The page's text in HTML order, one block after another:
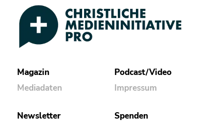
Magazin
Mediadaten
Podcast/Video
Impressum
Newsletter
Spenden